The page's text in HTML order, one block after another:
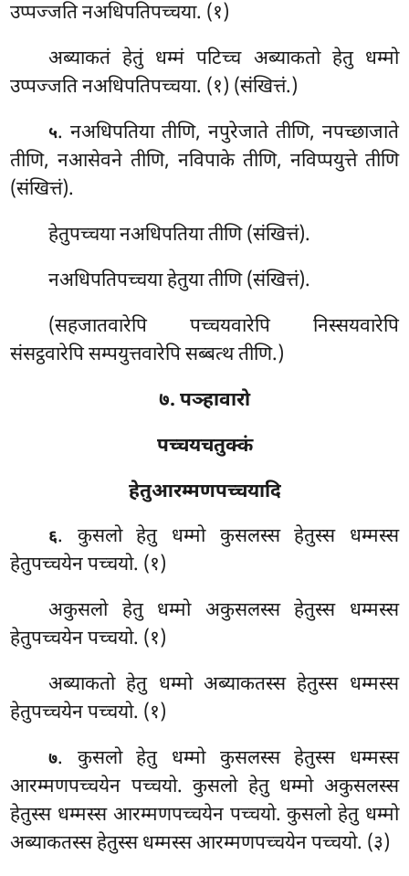
उप्पज्जति नअधिपतिपच्चया. (१)
अब्याकतं हेतुं धम्मं पटिच्च अब्याकतो हेतु धम्मो
उप्पज्जति नअधिपतिपच्चया. (१) (संखित्तं.)
५. नअधिपतिया तीणि, नपुरेजाते तीणि, नपच्छाजाते
तीणि, नआसेवने तीणि, नविपाके तीणि, नविप्पयुत्ते तीणि
(संखित्तं).
हेतुपच्चया नअधिपतिया तीणि (संखित्तं).
नअधिपतिपच्चया हेतुया तीणि (संखित्तं).
(सहजातवारेपि पच्चयवारेपि निस्सयवारेपि
संसट्ठवारेपि सम्पयुत्तवारेपि सब्बत्थ तीणि.)
७. पञ्हावारो
पच्चयचतुक्कं
हेतुआरम्मणपच्चयादि
६. कुसलोहेतु धम्मो कुसलस्स हेतुस्स धम्मस्स
हेतुपच्चयेन पच्चयो. (१)
अकुसलो हेतु धम्मो अकुसलस्स हेतुस्स धम्मस्स
हेतुपच्चयेन पच्चयो. (१)
अब्याकतो हेतु धम्मो अब्याकतस्स हेतुस्स धम्मस्स
हेतुपच्चयेन पच्चयो. (१)
७. कुसलो हेतु धम्मो कुसलस्स हेतुस्स धम्मस्स
आरम्मणपच्चयेन पच्चयो. कुसलो हेतु धम्मो अकुसलस्स
हेतुस्स धम्मस्स आरम्मणपच्चयेन पच्चयो. कुसलो हेतु धम्मो
अब्याकतस्स हेतुस्स धम्मस्स आरम्मणपच्चयेन पच्चयो. (३)